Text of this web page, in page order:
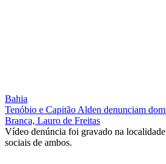
Bahia
Tenóbio e Capitão Alden denunciam
Branca, Lauro de Freitas
Vídeo denúncia foi gravado na localidade
sociais de ambos.